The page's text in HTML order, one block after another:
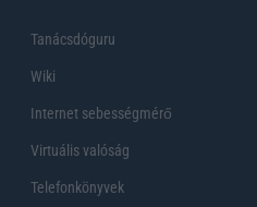
Tanácsdóguru
Wiki
Internet sebességmérő
Virtuális valóság
Telefonkönyvek